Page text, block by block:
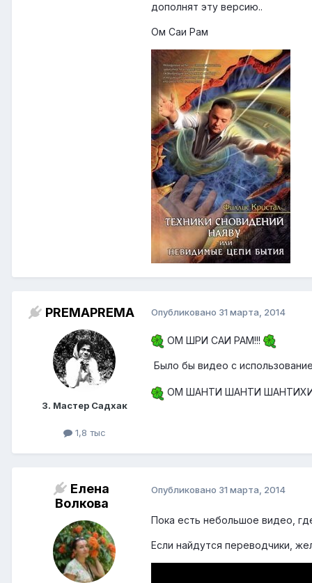
дополнят эту версию..
Ом Саи Рам
PREMAPREMA
3. Мастер Садхак
1,8 тыс
Опубликовано 31 марта, 2014
ОМ ШРИ САИ РАМ!!!
Было бы видео с
ОМ ШАНТИ ШАНТИ
Елена
Волкова
Опубликовано 31 марта, 2014
Пока есть небольшое видео,
Если найдутся переводчики,